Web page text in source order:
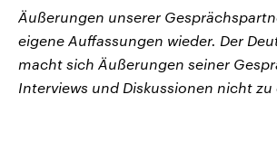
Äußerungen unserer
eigene Auffassungen wieder. Der
macht sich Äußerungen seiner
Interviews und Diskussionen nicht zu